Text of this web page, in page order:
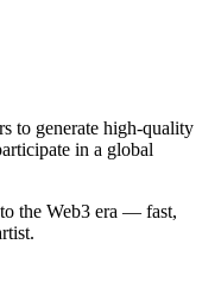
to generate high-quality
in a global
the Web3 era — fast,